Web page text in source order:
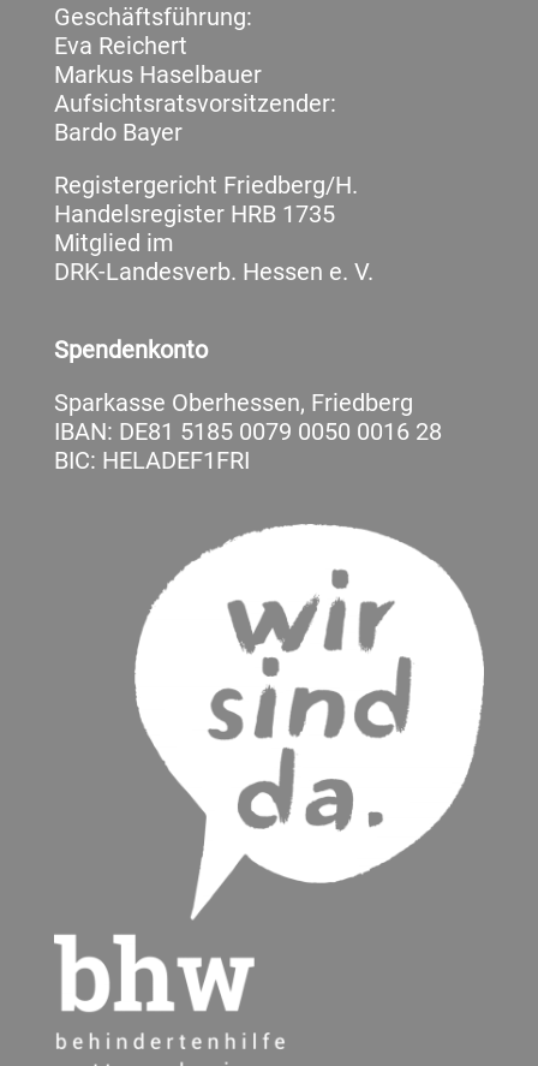
Geschäftsführung:
Eva Reichert
Markus Haselbauer
Aufsichtsratsvorsitzender:
Bardo Bayer
Registergericht Friedberg/H.
Handelsregister HRB 1735
Mitglied im
DRK-Landesverb. Hessen e. V.
Spendenkonto
Sparkasse Oberhessen, Friedberg
IBAN: DE81 5185 0079 0050 0016 28
BIC: HELADEF1FRI